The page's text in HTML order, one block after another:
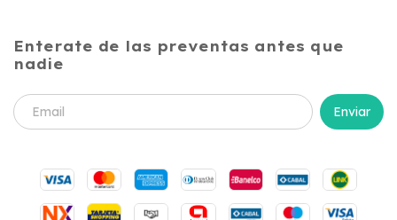
Enterate de las preventas antes que
nadie